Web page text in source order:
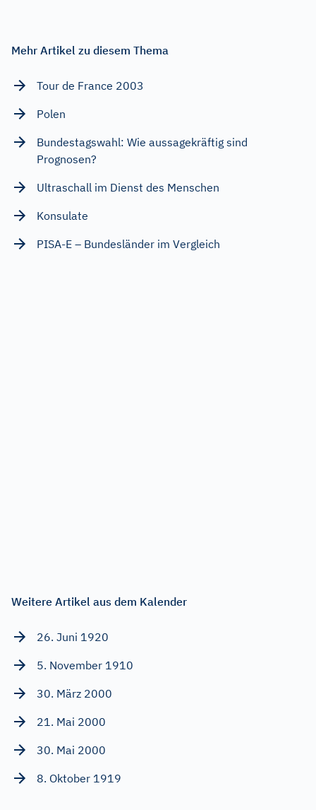
Mehr Artikel zu diesem Thema
Tour de France 2003
Polen
Bundestagswahl: Wie aussagekräftig sind
Prognosen?
Ultraschall im Dienst des Menschen
Konsulate
PISA-E – Bundesländer im Vergleich
Weitere Artikel aus dem Kalender
26. Juni 1920
5. November 1910
30. März 2000
21. Mai 2000
30. Mai 2000
8. Oktober 1919